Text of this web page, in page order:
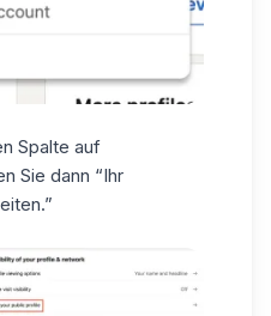
Spalte auf
Sie dann “Ihr